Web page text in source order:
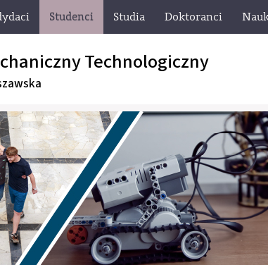
Studenci Studia Doktoranci
Technologiczny